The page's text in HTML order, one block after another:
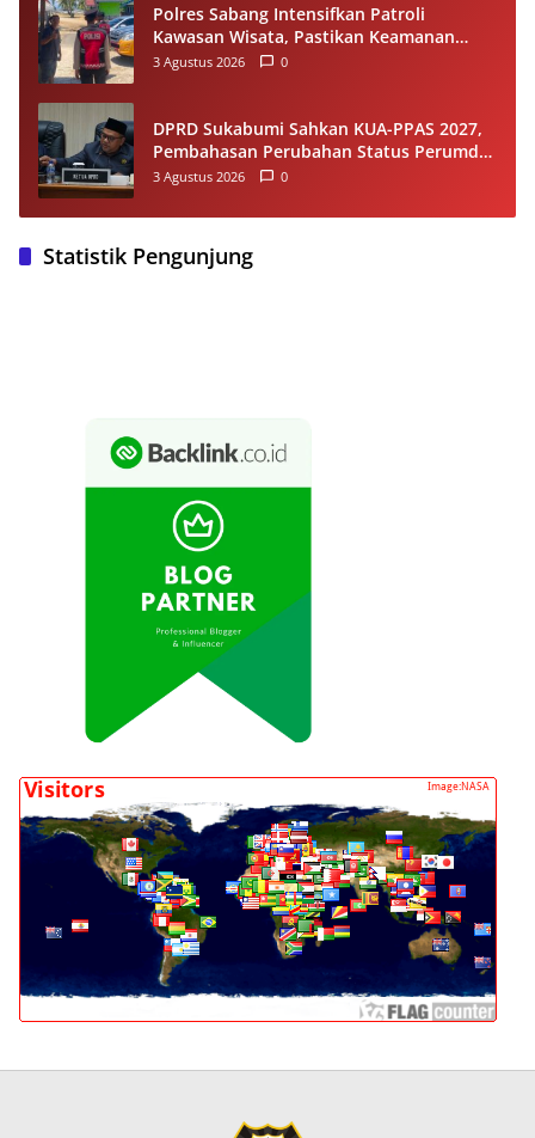
Polres Sabang Intensifkan Patroli
Kawasan Wisata, Pastikan Keamanan
Wisatawan Tetap Kondusif
3 Agustus 2026 0
DPRD Sukabumi Sahkan KUA-PPAS 2027,
Pembahasan Perubahan Status Perumda
Tirta Jaya Berlanjut
3 Agustus 2026 0
Statistik Pengunjung